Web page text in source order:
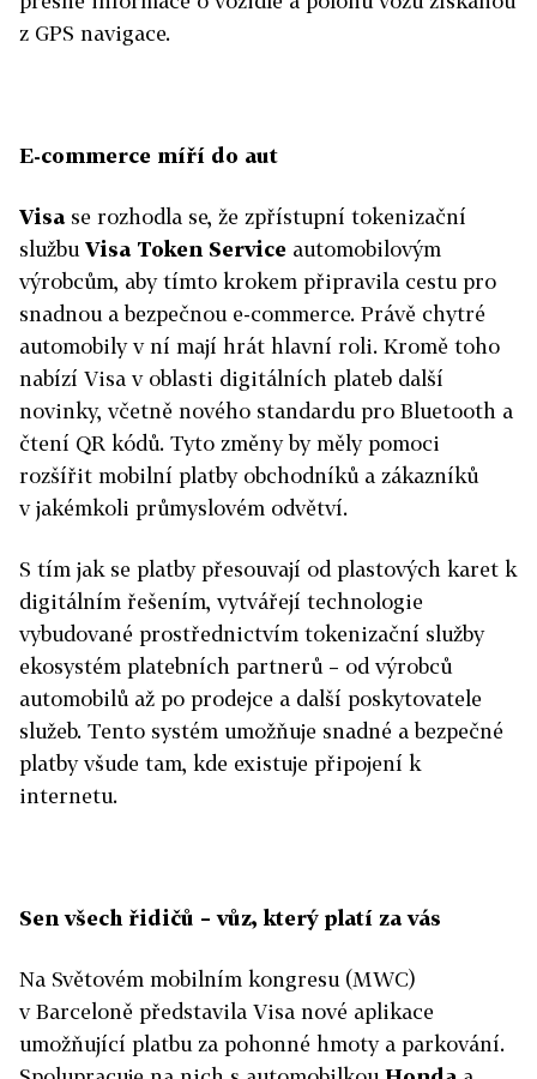
z GPS navigace.
E-commerce míří do aut
Visase rozhodla se, že zpřístupní tokenizační
službu Visa Token Service automobilovým
výrobcům, aby tímto krokem připravila cestu pro
snadnou a bezpečnou e-commerce. Právě chytré
automobily v ní mají hrát hlavní roli. Kromě toho
nabízí Visa v oblasti digitálních plateb další
novinky, včetně nového standardu pro Bluetooth a
čtení QR kódů. Tyto změny by měly pomoci
rozšířit mobilní platby obchodníků a zákazníků
v jakémkoli průmyslovém odvětví.
S tím jak se platby přesouvají od plastových karet k
digitálním řešením, vytvářejí technologie
vybudované prostřednictvím tokenizační služby
ekosystém platebních partnerů – od výrobců
automobilů až po prodejce a další poskytovatele
služeb. Tento systém umožňuje snadné a bezpečné
platby všude tam, kde existuje připojení k
internetu.
Sen všech řidičů – vůz, který platí za vás
Na Světovém mobilním kongresu (MWC)
v Barceloně představila Visa nové aplikace
umožňující platbu za pohonné hmoty a parkování.